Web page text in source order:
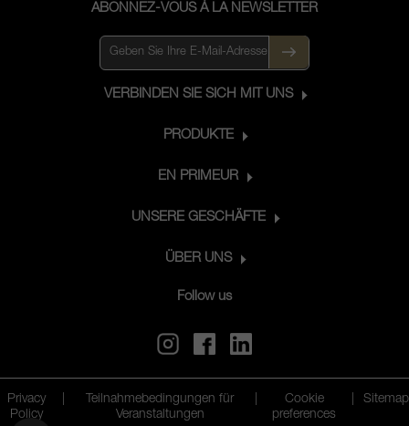
ABONNEZ-VOUS À LA NEWSLETTER
VERBINDEN SIE SICH MIT UNS
PRODUKTE
EN PRIMEUR
UNSERE GESCHÄFTE
ÜBER UNS
Follow us
Privacy
Policy
Teilnahmebedingungen für
Veranstaltungen
Cookie
preferences
Sitemap